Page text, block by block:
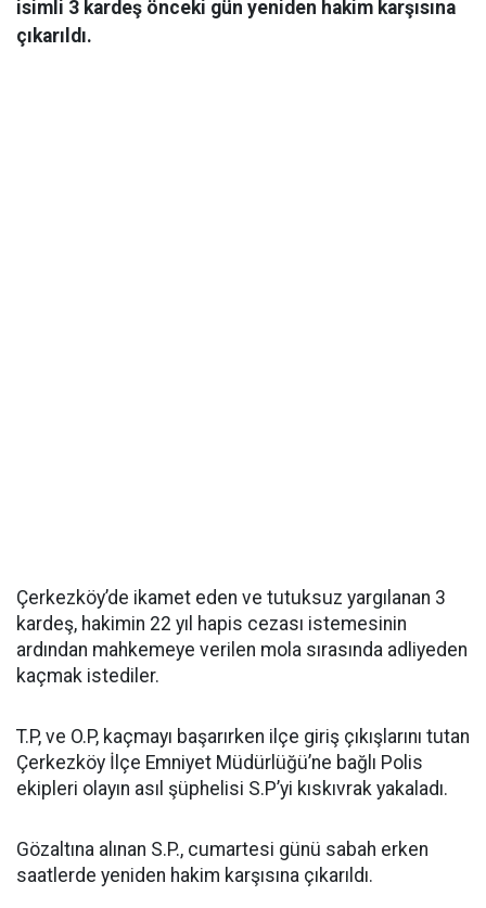
isimli 3 kardeş önceki gün yeniden hakim karşısına
çıkarıldı.
Çerkezköy’de ikamet eden ve tutuksuz yargılanan 3
kardeş, hakimin 22 yıl hapis cezası istemesinin
ardından mahkemeye verilen mola sırasında adliyeden
kaçmak istediler.
T.P, ve O.P, kaçmayı başarırken ilçe giriş çıkışlarını tutan
Çerkezköy İlçe Emniyet Müdürlüğü’ne bağlı Polis
ekipleri olayın asıl şüphelisi S.P’yi kıskıvrak yakaladı.
Gözaltına alınan S.P., cumartesi günü sabah erken
saatlerde yeniden hakim karşısına çıkarıldı.